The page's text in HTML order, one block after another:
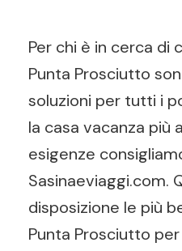
Per chi è in cerca di
Punta Prosciutto
soluzioni per tutti i
la casa vacanza più
esigenze
Sasinaeviaggi.com.
disposizione le più
Punta Prosciutto